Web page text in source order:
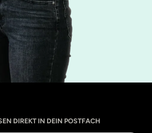
DIREKT IN DEIN POSTFACH